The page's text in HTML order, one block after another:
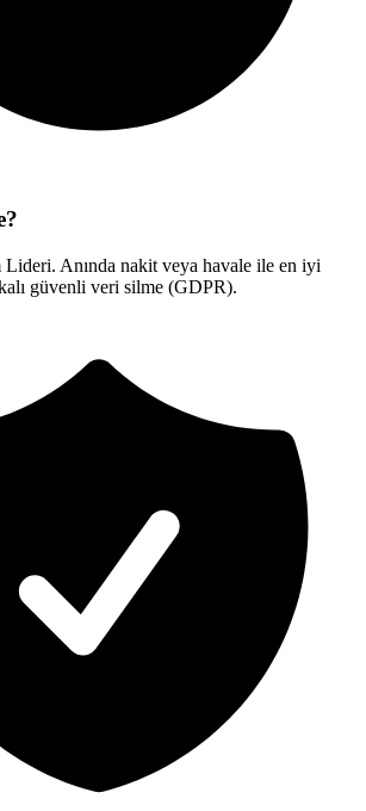
Anında nakit veya havale ile en iyi
güvenli veri silme (GDPR).